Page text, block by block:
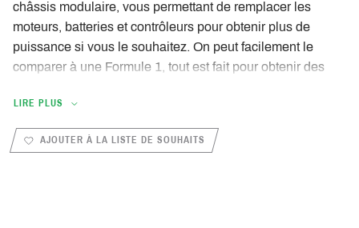
châssis modulaire, vous permettant de remplacer les
moteurs, batteries et contrôleurs pour obtenir plus de
puissance si vous le souhaitez. On peut facilement le
comparer à une Formule 1, tout est fait pour obtenir des
RION RE60Sdispose d'un châssis composite (fibre de
LIRE PLUS
AJOUTER À LA LISTE DE SOUHAITS